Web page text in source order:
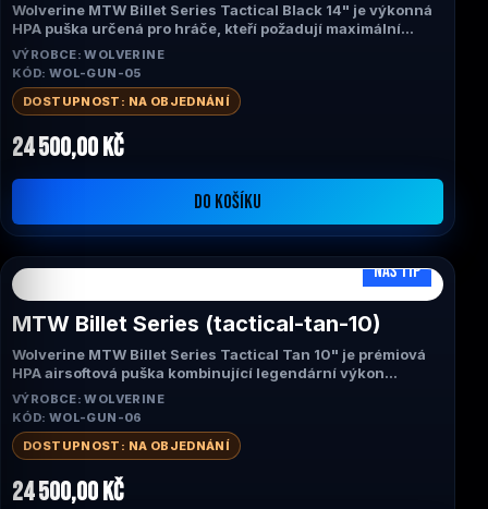
Wolverine MTW Billet Series Tactical Black 14" je výkonná
HPA puška určená pro hráče, kteří požadují maximální
přesnost na střední a delší vzdálenosti. Kombinace
systému INFERNO Gen 2, CNC obráběného těla Gen 3, 14"
M-LOK předpažbí a funkce Empty Magazine Detection
přináší špičkový výkon, okamžitou odezvu spouště a
vysokou spolehlivost v každé herní situaci.
VÝROBCE: WOLVERINE
KÓD: WOL-GUN-05
DOSTUPNOST: NA OBJEDNÁNÍ
24 500,00 Kč
DO KOŠÍKU
NÁŠ TIP
MTW Billet Series (tactical-tan-10)
Wolverine MTW Billet Series Tactical Tan 10" je prémiová
HPA airsoftová puška kombinující legendární výkon
platformy MTW s atraktivním taktickým provedením Flat
Dark Earth (Tan). Díky systému INFERNO Gen 2, CNC
frézovanému tělu Gen 3 a funkci Empty Magazine
Detection nabízí mimořádně rychlou odezvu spouště,
konzistentní výkon a realistické ovládání. Univerzální 10"
konfigurace je ideální volbou pro CQB i venkovní hřiště.
VÝROBCE: WOLVERINE
KÓD: WOL-GUN-06
DOSTUPNOST: NA OBJEDNÁNÍ
24 500,00 Kč